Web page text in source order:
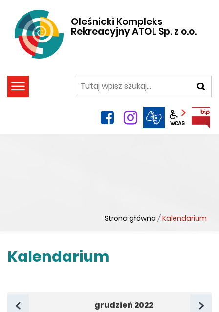
Oleśnicki Kompleks
Rekreacyjny ATOL Sp. z o.o.
szukaj
facebookinstagram
Panel
Strona główna / Kalendarium
Kalendarium
poprzedni miesiącgrudzień 2022